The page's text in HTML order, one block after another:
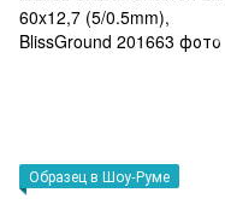
Образец в Шоу-Руме